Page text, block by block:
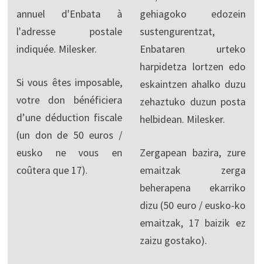
annuel d'Enbata à
l'adresse postale
indiquée. Milesker.
Si vous êtes imposable,
votre don bénéficiera
d’une déduction fiscale
(un don de 50 euros /
eusko ne vous en
coûtera que 17).
gehiagoko edozein
sustengurentzat,
Enbataren urteko
harpidetza lortzen edo
eskaintzen ahalko duzu
zehaztuko duzun posta
helbidean. Milesker.
Zergapean bazira, zure
emaitzak zerga
beherapena ekarriko
dizu (50 euro / eusko-ko
emaitzak, 17 baizik ez
zaizu gostako).